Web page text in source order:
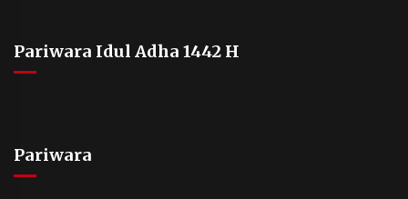
Pariwara Idul Adha 1442 H
Pariwara